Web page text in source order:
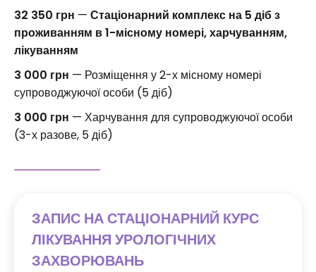
32 350 грн — Стаціонарний комплекс на 5 діб з
проживанням в 1-місному номері, харчуванням,
лікуванням
3 000 грн — Розміщення у 2-х місному номері
супроводжуючої особи (5 діб)
3 000 грн — Харчування для супроводжуючої особи
(3-х разове, 5 діб)
ЗАПИС НА СТАЦІОНАРНИЙ КУРС
ЛІКУВАННЯ УРОЛОГІЧНИХ
ЗАХВОРЮВАНЬ